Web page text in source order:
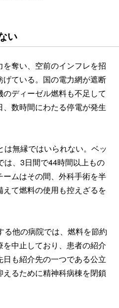
い
奪い、空前のインフレを招
ている。国の電力網が遮断
ディーゼル燃料も不足して
数時間にわたる停電が発生
は無縁ではいられない。ベッ
は、3日間で44時間以上もの
ムはその間、外科手術を半
て燃料の使用も控えざるを
る他の病院では、燃料を節約
中止しており、患者の紹介
も紹介先の一つである公立
るために精神科病棟を閉鎖